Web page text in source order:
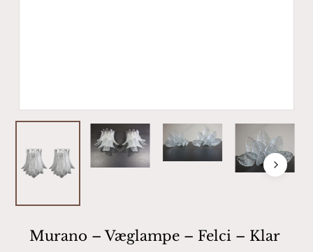
Murano – Væglampe – Felci – Klar